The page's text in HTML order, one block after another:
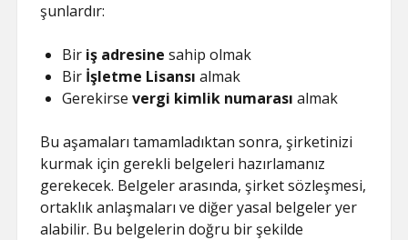
şunlardır:
Bir iş adresine sahip olmak
Bir İşletme Lisansı almak
Gerekirsevergi kimlik numarası almak
Bu aşamaları tamamladıktan sonra, şirketinizi
kurmak için gerekli belgeleri hazırlamanız
gerekecek. Belgeler arasında, şirket sözleşmesi,
ortaklık anlaşmaları ve diğer yasal belgeler yer
alabilir. Bu belgelerin doğru bir şekilde